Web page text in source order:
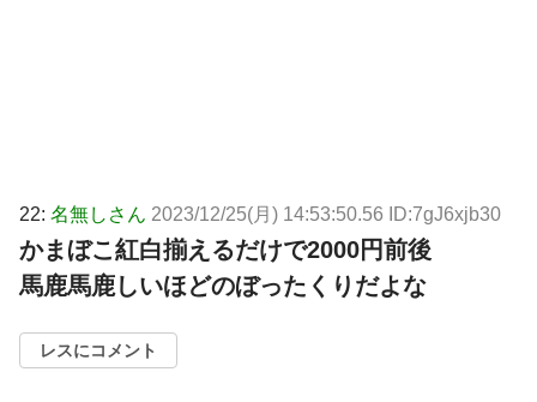
22: 名無しさん 2023/12/25(月) 14:53:50.56 ID:7gJ6xjb30
かまぼこ紅白揃えるだけで2000円前後
馬鹿馬鹿しいほどのぼったくりだよな
レスにコメント